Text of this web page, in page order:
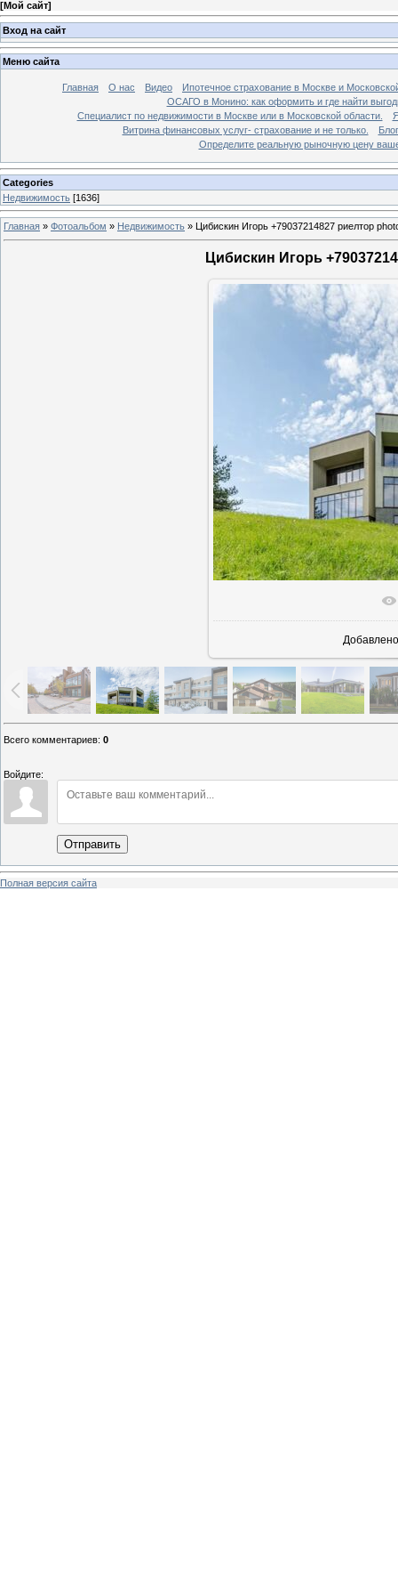
[Мой сайт]
Вход на сайт
Меню сайта
Главная О нас Видео
Ипотечное страхование в Москве и
ОСАГО в Монино: как оформить и где найти
Специалист по недвижимости в Москве или в Московской области.
Витрина финансовых услуг- страхование и не только.
Блог
Определите реальную рыночную цену
Categories
Недвижимость [1636]
Главная » Фотоальбом » Недвижимость » Цибискин Игорь +79037214827 риелтор
Цибискин Игорь
В
Добавлено
Всего комментариев: 0
Войдите:
Отправить
Полная версия сайта